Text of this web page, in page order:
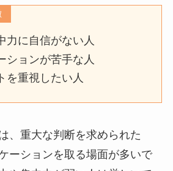
力に自信がない人
ションが苦手な人
を重視したい人
、重大な判断を求められた
ーションを取る場面が多いで